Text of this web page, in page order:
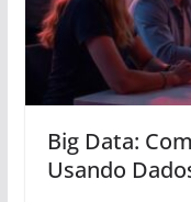
Big Data:
Usando